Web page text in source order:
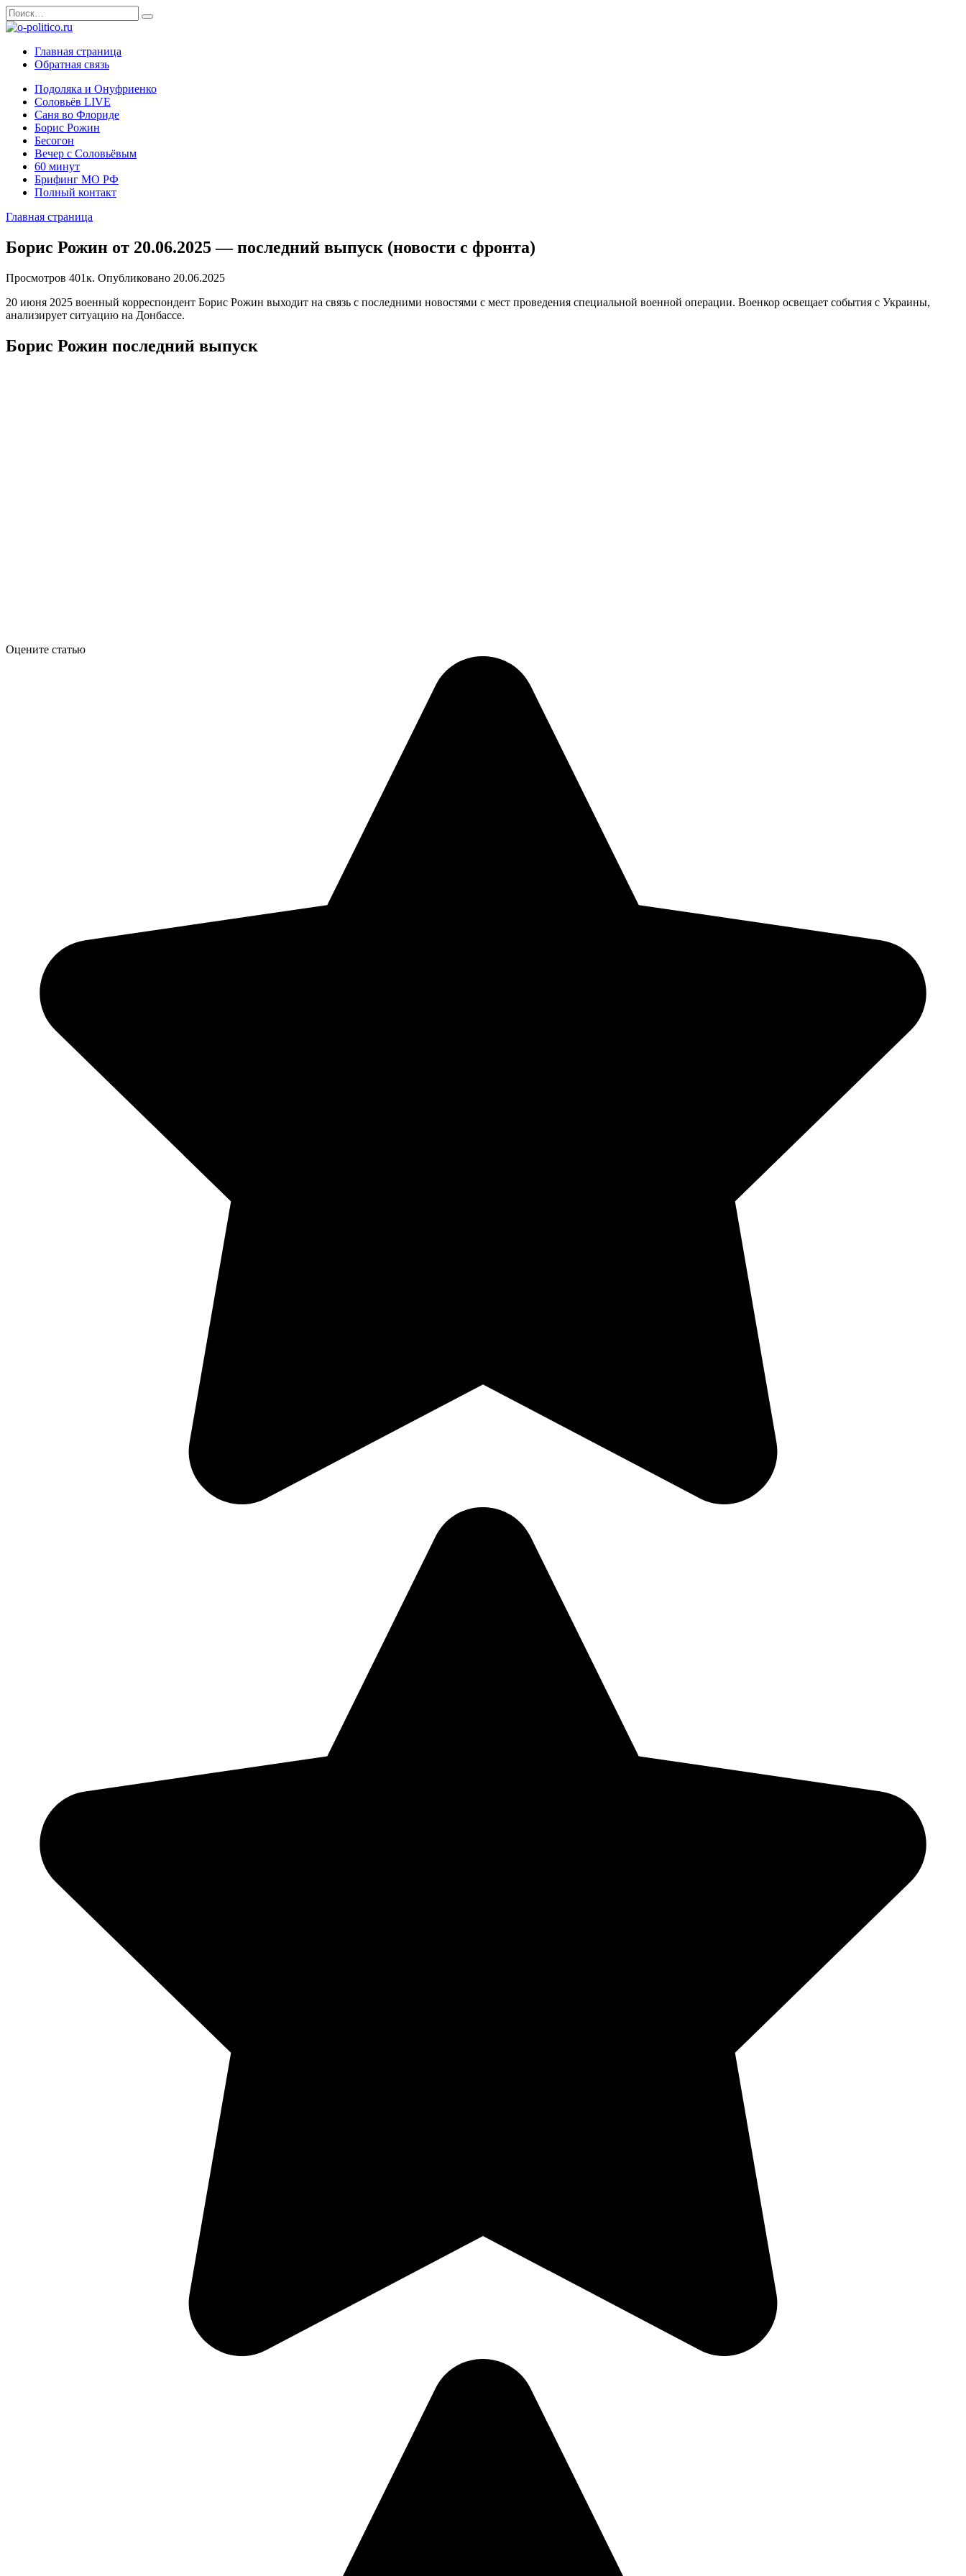
Перейти
к
содержанию
Search
for:
Главная страница
Обратная связь
Подоляка и Онуфриенко
Соловьёв LIVE
Саня во Флориде
Борис Рожин
Бесогон
Вечер с Соловьёвым
60 минут
Брифинг МО РФ
Полный контакт
Главная страница
Борис Рожин от 20.06.2025 — последний выпуск (новости с фронта)
Просмотров 401к. Опубликовано 20.06.2025
20 июня 2025 военный корреспондент Борис Рожин выходит на связь с последними новостями с мест проведения специальной военной операции. Военкор освещает события с Украины,
анализирует ситуацию на Донбассе.
Борис Рожин последний выпуск
Оцените статью